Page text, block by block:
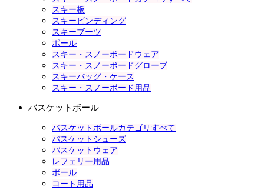
スキー板
スキービンディング
スキーブーツ
ポール
スキー・スノーボードウェア
スキー・スノーボードグローブ
スキーバッグ・ケース
スキー・スノーボード用品
バスケットボール
バスケットボールカテゴリすべて
バスケットシューズ
バスケットウェア
レフェリー用品
ボール
コート用品